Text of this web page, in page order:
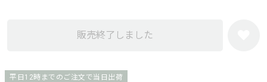
販売終了しました
平日12時までのご注文で当日出荷